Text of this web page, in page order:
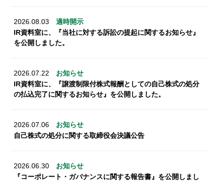
2026.08.03
適時開示
IR資料室に、『当社に対する訴訟の提起に関するお知らせ』
を公開しました。
2026.07.22
お知らせ
IR資料室に、『譲渡制限付株式報酬としての自己株式の処分
の払込完了に関するお知らせ』を公開しました。
2026.07.06
お知らせ
自己株式の処分に関する取締役会決議公告
2026.06.30
お知らせ
『コーポレート・ガバナンスに関する報告書』を公開しまし